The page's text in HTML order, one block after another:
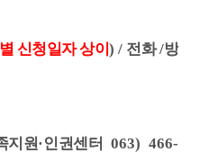
신청일자 상이) / 전화/방
지원·인권센터 063) 466-